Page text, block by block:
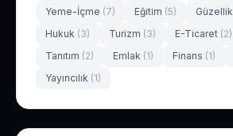
Yeme-İçme (7) Eğitim (5) Güzellik
Hukuk (3) Turizm (3) E-Ticaret (2)
Tanıtım (2) Emlak (1) Finans (1)
Yayıncılık (1)